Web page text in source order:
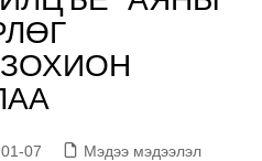
07 Мэдээ мэдээлэл